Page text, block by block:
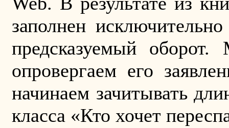
заполнен
предсказуемый
опровергаем его
начинаем зачитывать
класса «Кто хочет